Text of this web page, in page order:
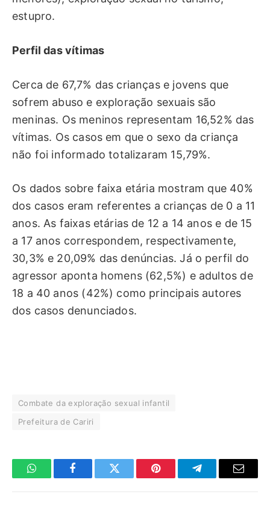
estupro.
Perfil das vítimas
Cerca de 67,7% das crianças e jovens que
sofrem abuso e exploração sexuais são
meninas. Os meninos representam 16,52% das
vítimas. Os casos em que o sexo da criança
não foi informado totalizaram 15,79%.
Os dados sobre faixa etária mostram que 40%
dos casos eram referentes a crianças de 0 a 11
anos. As faixas etárias de 12 a 14 anos e de 15
a 17 anos correspondem, respectivamente,
30,3% e 20,09% das denúncias. Já o perfil do
agressor aponta homens (62,5%) e adultos de
18 a 40 anos (42%) como principais autores
dos casos denunciados.
Combate da exploração sexual infantil
Prefeitura de Cariri
WhatsAppFacebookTwitter Pinterest TelegramaE-